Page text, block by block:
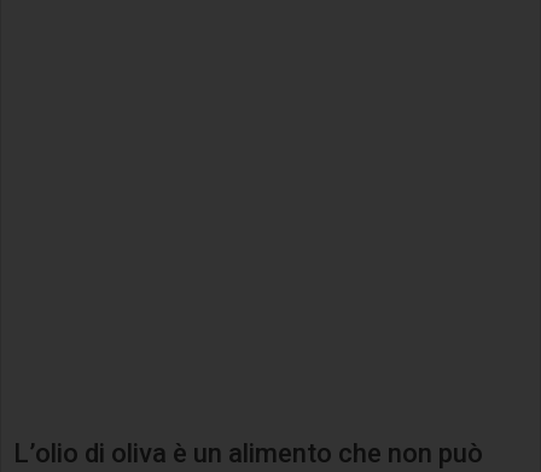
L’olio di oliva è un alimento che non può